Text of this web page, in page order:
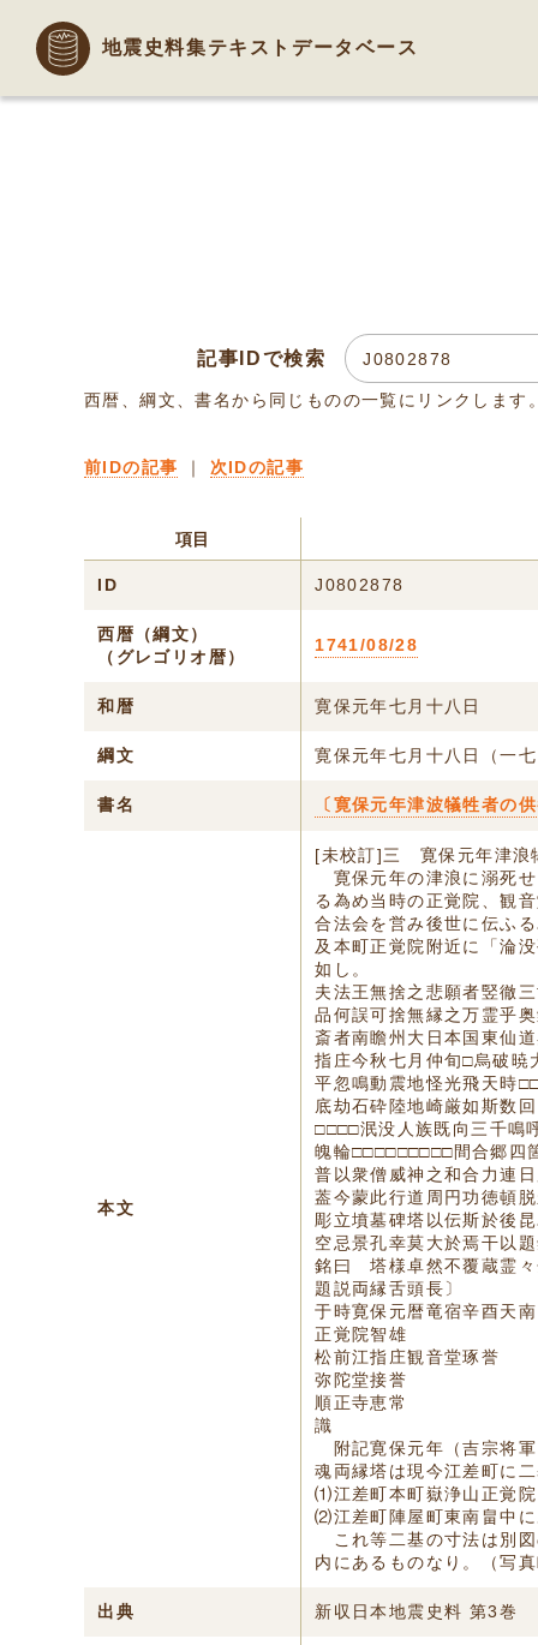
地震史料集テキストデータベース
記事IDで検索
西暦、綱文、書名から同じものの一覧にリンクします
前IDの記事 ｜ 次IDの記事
項目
ID J0802878
西暦（綱文）
（グレゴリオ暦）
1741/08/28
和暦 寛保元年七月十八日
綱文 寛保元年七月十八日（一
書名 〔寛保元年津波犠牲者の
本文
[未校訂]三 寛保元年津浪
寛保元年の津浪に溺死
る為め当時の正覚院、観
合法会を営み後世に伝ふ
及本町正覚院附近に「淪
如し。
夫法王無捨之悲願者竪徹
品何誤可捨無縁之万霊乎
斎者南瞻州大日本国東仙
指庄今秋七月仲旬□烏破暁
平忽鳴動震地怪光飛天時
底劫石砕陸地崎厳如斯数
□□□□泯没人族既向三千鳴
魄輪□□□□□□□□□間合郷四
普以衆僧威神之和合力連
葢今蒙此行道周円功徳頓
彫立墳墓碑塔以伝斯於後
空忌景孔幸莫大於焉干以
銘曰 塔様卓然不覆蔵霊々
題説両縁舌頭長〕
于時寛保元暦竜宿辛酉天
正覚院智雄
松前江指庄観音堂琢誉
弥陀堂接誉
順正寺恵常
識
附記寛保元年（吉宗将
魂両縁塔は現今江差町に
⑴江差町本町嶽浄山正覚
⑵江差町陣屋町東南畠中
これ等二基の寸法は別
内にあるものなり。（写
出典 新収日本地震史料 第3巻